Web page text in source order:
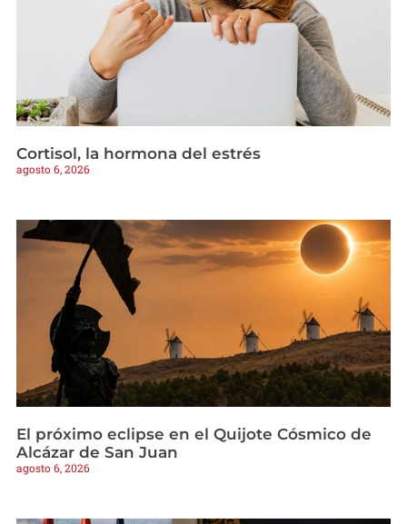
Cortisol, la hormona del estrés
agosto 6, 2026
El próximo eclipse en el Quijote Cósmico de
Alcázar de San Juan
agosto 6, 2026